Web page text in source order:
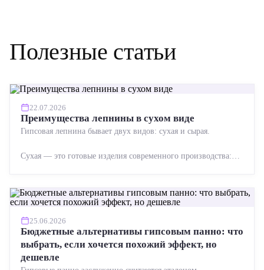
Полезные статьи
22.07.2026
Преимущества лепнины в сухом виде
Гипсовая лепнина бывает двух видов: сухая и сырая.
Сухая — это готовые изделия современного производства:
25.06.2026
Бюджетные альтернативы гипсовым панно: что
выбрать, если хочется похожий эффект, но
дешевле